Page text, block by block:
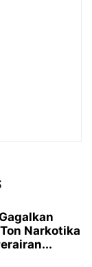
Narkotika